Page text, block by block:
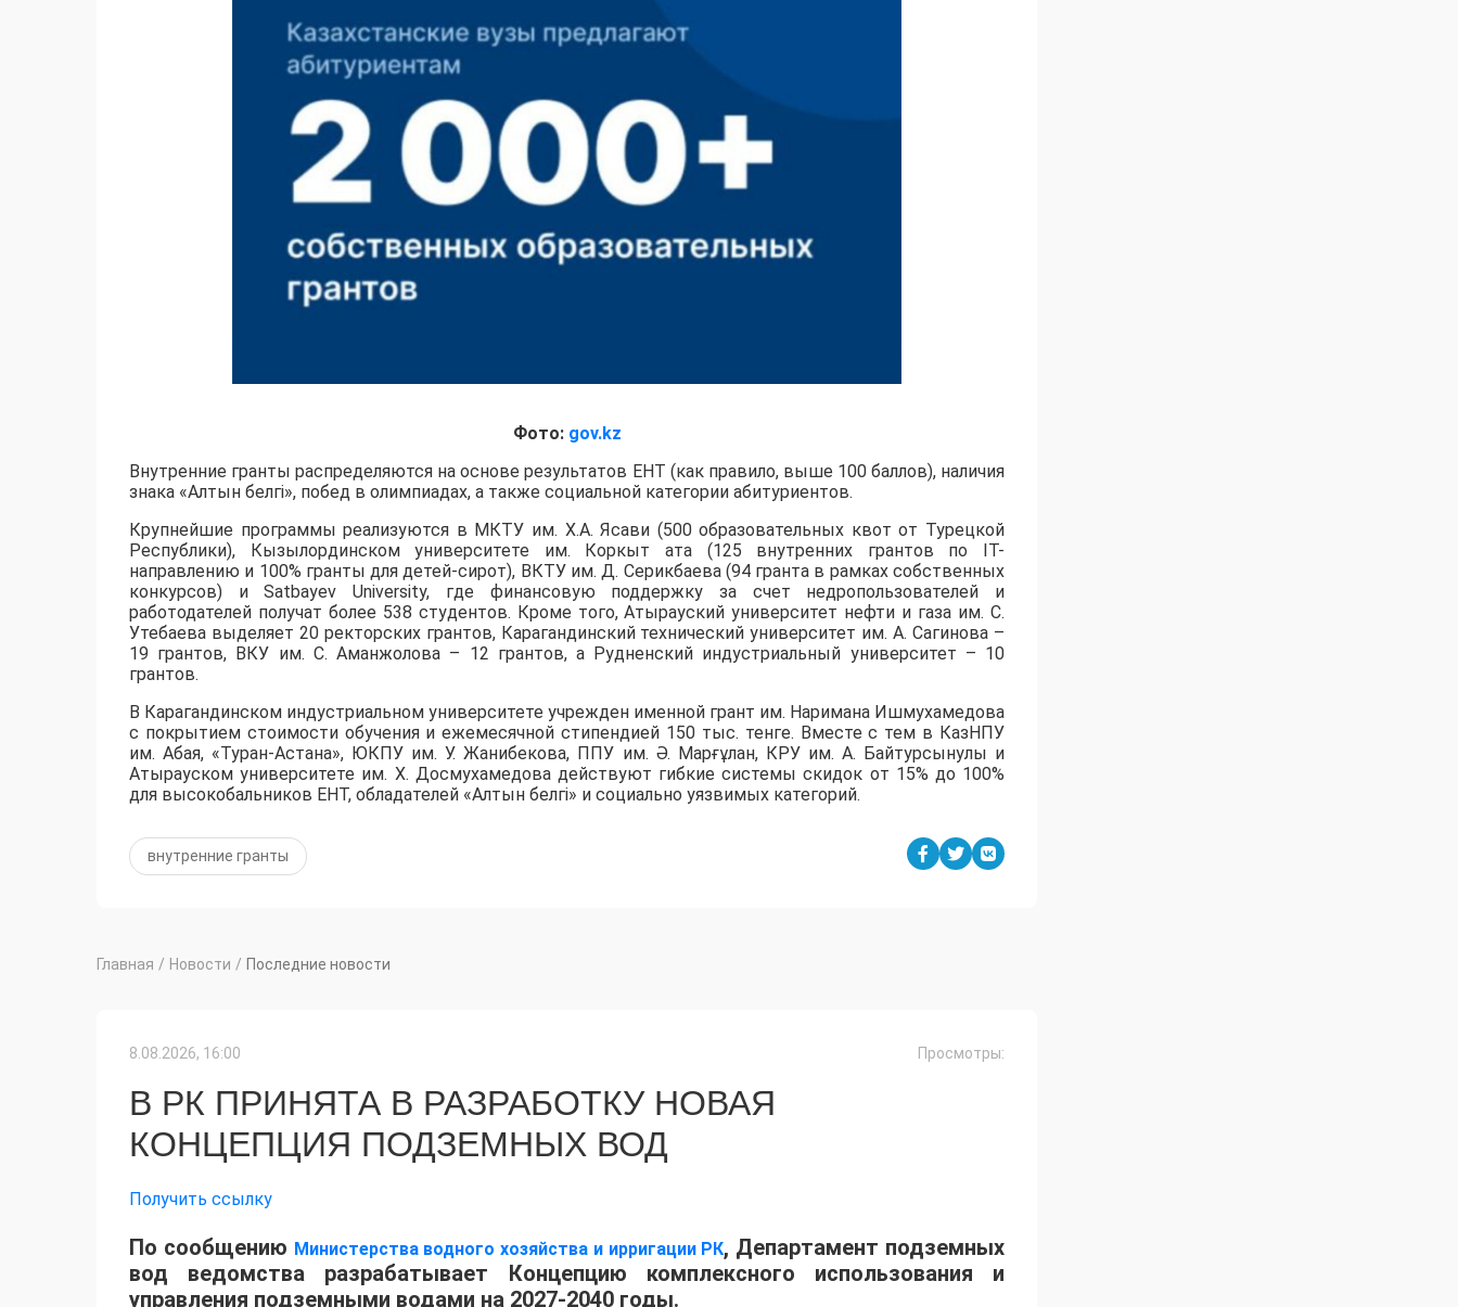
Фото: gov.kz
Внутренние гранты распределяются на основе результатов ЕНТ (как правило, выше 100 баллов), наличия
знака «Алтын белгі», побед в олимпиадах, а также социальной категории абитуриентов.
​Крупнейшие программы реализуются в МКТУ им. Х.А. Ясави (500 образовательных квот от Турецкой
Республики), Кызылординском университете им. Коркыт ата (125 внутренних грантов по IT-
направлению и 100% гранты для детей-сирот), ВКТУ им. Д. Серикбаева (94 гранта в рамках собственных
конкурсов) и Satbayev University, где финансовую поддержку за счет недропользователей и
работодателей получат более 538 студентов. Кроме того, Атырауский университет нефти и газа им. С.
Утебаева выделяет 20 ректорских грантов, Карагандинский технический университет им. А. Сагинова –
19 грантов, ВКУ им. С. Аманжолова – 12 грантов, а Рудненский индустриальный университет – 10
грантов.
​В Карагандинском индустриальном университете учрежден именной грант им. Наримана Ишмухамедова
с покрытием стоимости обучения и ежемесячной стипендией 150 тыс. тенге. Вместе с тем в КазНПУ
им. Абая, «Туран-Астана», ЮКПУ им. У. Жанибекова, ППУ им. Ә. Марғұлан, КРУ им. А. Байтурсынулы и
Атырауском университете им. Х. Досмухамедова действуют гибкие системы скидок от 15% до 100%
для высокобальников ЕНТ, обладателей «Алтын белгі» и социально уязвимых категорий.
внутренние гранты
Главная / Новости / Последние новости
8.08.2026, 16:00 Просмотры:
В РК ПРИНЯТА В РАЗРАБОТКУ НОВАЯ
КОНЦЕПЦИЯ ПОДЗЕМНЫХ ВОД
Получить ссылку
По сообщению Министерства водного хозяйства и ирригации РК, Департамент подземных
вод ведомства разрабатывает Концепцию комплексного использования и
управления подземными водами на 2027-2040 годы.